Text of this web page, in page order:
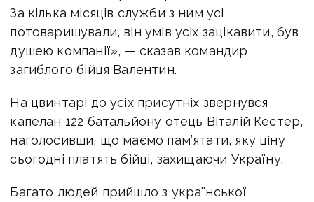
За кілька місяців служби з ним усі
потоваришували, він умів усіх зацікавити, був
душею компанії», — сказав командир
загиблого бійця Валентин.
На цвинтарі до усіх присутніх звернувся
капелан 122 батальйону отець Віталій Кестер,
наголосивши, що маємо пам’ятати, яку ціну
сьогодні платять бійці, захищаючи Україну.
Багато людей прийшло з української